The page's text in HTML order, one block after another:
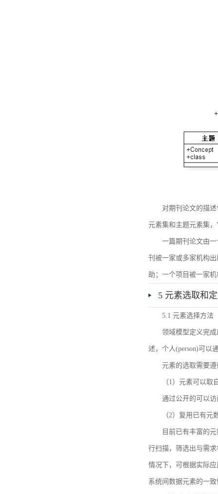
对期刊论文的描
元素集和主题元素集
一篇期刊论文由
刊被一家或多家机构
助；一个项目被一家
5 元素选取和
5.1 元素选择方法
领域模型定义完
述，个人(person)可以
元素的选取需要
（1）元素可以取
通过公开的可以
（2）复用已有元
目前已有丰富的
行扫描，筛选出与需
情况下，可根据实际
系统间数据元素的一致